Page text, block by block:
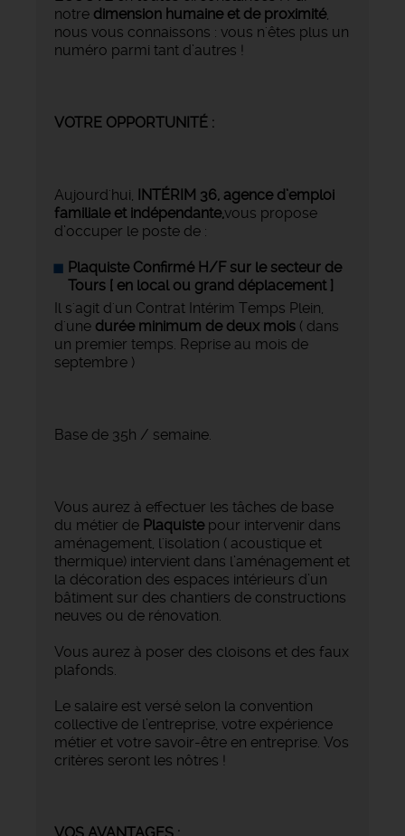
notre dimension humaine et de proximité,
nous vous connaissons : vous n'êtes plus un
numéro parmi tant d’autres !
VOTRE OPPORTUNITÉ :
Aujourd'hui,
INTÉRIM 36, agence d’emploi
familiale et indépendante,vous propose
d’occuper le poste de :
Plaquiste Confirmé H/F sur le secteur de
Tours [ en local ou grand déplacement ]
Il s'agit d'un Contrat Intérim Temps Plein,
d'une durée minimum de deux mois ( dans
un premier temps. Reprise au mois de
septembre )
Base de 35h / semaine.
Vous aurez à effectuer les tâches de base
du métier de Plaquistepour intervenir dans
aménagement, l'isolation ( acoustique et
thermique) intervient dans l’aménagement et
la décoration des espaces intérieurs d’un
bâtiment sur des chantiers de constructions
neuves ou de rénovation.
Vous aurez à poser des cloisons et des faux
plafonds.
Le salaire est versé selon la convention
collective de l’entreprise, votre expérience
métier et votre savoir-être en entreprise. Vos
critères seront les nôtres !